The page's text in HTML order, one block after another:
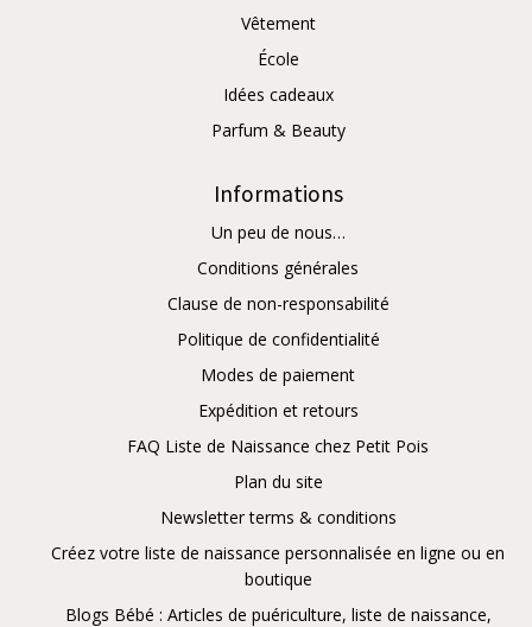
Vêtement
École
Idées cadeaux
Parfum & Beauty
Informations
Un peu de nous…
Conditions générales
Clause de non-responsabilité
Politique de confidentialité
Modes de paiement
Expédition et retours
FAQ Liste de Naissance chez Petit Pois
Plan du site
Newsletter terms & conditions
Créez votre liste de naissance personnalisée en ligne ou en
boutique
Blogs Bébé : Articles de puériculture, liste de naissance,